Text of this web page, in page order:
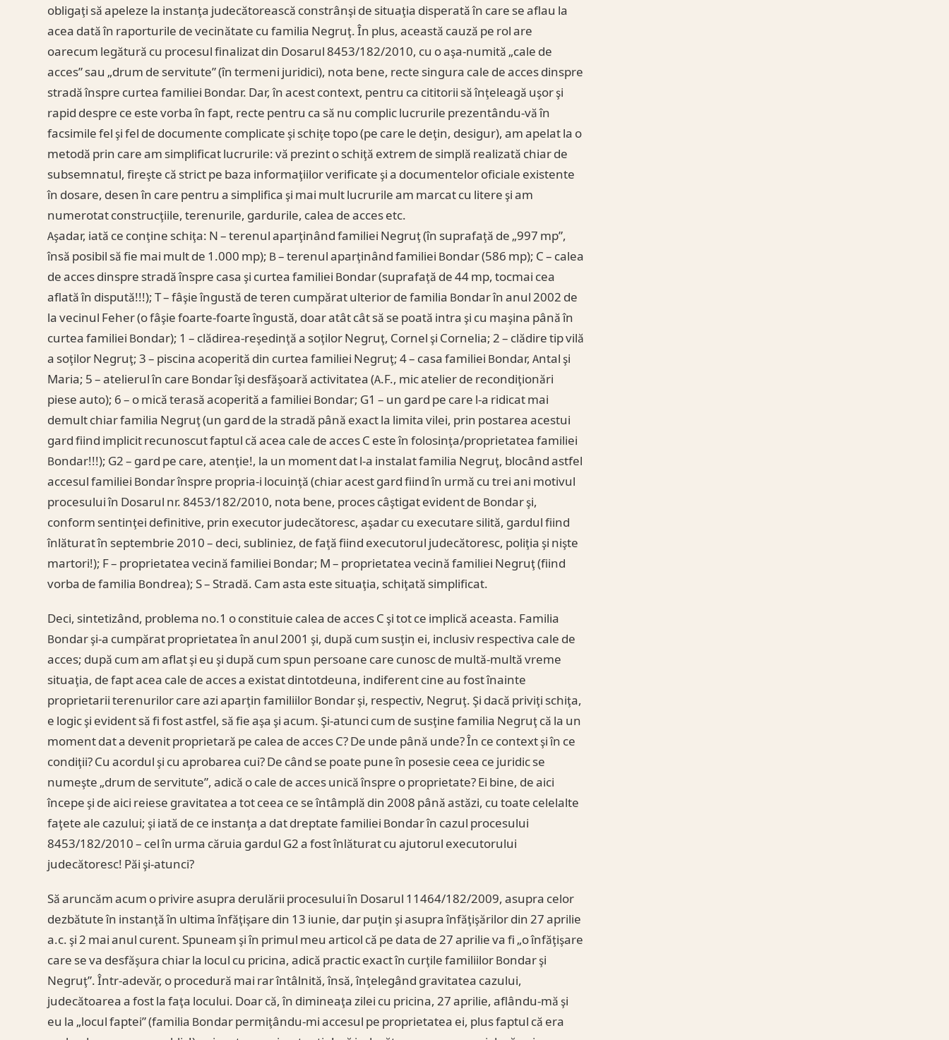
obligaţi să apeleze la instanţa judecătorească constrânşi de situaţia disperată în care se aflau la
acea dată în raporturile de vecinătate cu familia Negruţ. În plus, această cauză pe rol are
oarecum legătură cu procesul finalizat din Dosarul 8453/182/2010, cu o aşa-numită „cale de
acces” sau „drum de servitute” (în termeni juridici), nota bene, recte singura cale de acces dinspre
stradă înspre curtea familiei Bondar. Dar, în acest context, pentru ca cititorii să înţeleagă uşor şi
rapid despre ce este vorba în fapt, recte pentru ca să nu complic lucrurile prezentându-vă în
facsimile fel şi fel de documente complicate şi schiţe topo (pe care le deţin, desigur), am apelat la o
metodă prin care am simplificat lucrurile: vă prezint o schiţă extrem de simplă realizată chiar de
subsemnatul, fireşte că strict pe baza informaţiilor verificate şi a documentelor oficiale existente
în dosare, desen în care pentru a simplifica şi mai mult lucrurile am marcat cu litere şi am
numerotat construcţiile, terenurile, gardurile, calea de acces etc.
Aşadar, iată ce conţine schiţa: N – terenul aparţinând familiei Negruţ (în suprafaţă de „997 mp”,
însă posibil să fie mai mult de 1.000 mp); B – terenul aparţinând familiei Bondar (586 mp); C – calea
de acces dinspre stradă înspre casa şi curtea familiei Bondar (suprafaţă de 44 mp, tocmai cea
aflată în dispută!!!); T – fâşie îngustă de teren cumpărat ulterior de familia Bondar în anul 2002 de
la vecinul Feher (o fâşie foarte-foarte îngustă, doar atât cât să se poată intra şi cu maşina până în
curtea familiei Bondar); 1 – clădirea-reşedinţă a soţilor Negruţ, Cornel şi Cornelia; 2 – clădire tip vilă
a soţilor Negruţ; 3 – piscina acoperită din curtea familiei Negruţ; 4 – casa familiei Bondar, Antal şi
Maria; 5 – atelierul în care Bondar îşi desfăşoară activitatea (A.F., mic atelier de recondiţionări
piese auto); 6 – o mică terasă acoperită a familiei Bondar; G1 – un gard pe care l-a ridicat mai
demult chiar familia Negruţ (un gard de la stradă până exact la limita vilei, prin postarea acestui
gard fiind implicit recunoscut faptul că acea cale de acces C este în folosinţa/proprietatea familiei
Bondar!!!); G2 – gard pe care, atenţie!, la un moment dat l-a instalat familia Negruţ, blocând astfel
accesul familiei Bondar înspre propria-i locuinţă (chiar acest gard fiind în urmă cu trei ani motivul
procesului în Dosarul nr. 8453/182/2010, nota bene, proces câştigat evident de Bondar şi,
conform sentinţei definitive, prin executor judecătoresc, aşadar cu executare silită, gardul fiind
înlăturat în septembrie 2010 – deci, subliniez, de faţă fiind executorul judecătoresc, poliţia şi nişte
martori!); F – proprietatea vecină familiei Bondar; M – proprietatea vecină familiei Negruţ (fiind
vorba de familia Bondrea); S – Stradă. Cam asta este situaţia, schiţată simplificat.
Deci, sintetizând, problema no.1 o constituie calea de acces C şi tot ce implică aceasta. Familia
Bondar şi-a cumpărat proprietatea în anul 2001 şi, după cum susţin ei, inclusiv respectiva cale de
acces; după cum am aflat şi eu şi după cum spun persoane care cunosc de multă-multă vreme
situaţia, de fapt acea cale de acces a existat dintotdeuna, indiferent cine au fost înainte
proprietarii terenurilor care azi aparţin familiilor Bondar şi, respectiv, Negruţ. Şi dacă priviţi schiţa,
e logic şi evident să fi fost astfel, să fie aşa şi acum. Şi-atunci cum de susţine familia Negruţ că la un
moment dat a devenit proprietară pe calea de acces C? De unde până unde? În ce context şi în ce
condiţii? Cu acordul şi cu aprobarea cui? De când se poate pune în posesie ceea ce juridic se
numeşte „drum de servitute”, adică o cale de acces unică înspre o proprietate? Ei bine, de aici
începe şi de aici reiese gravitatea a tot ceea ce se întâmplă din 2008 până astăzi, cu toate celelalte
faţete ale cazului; şi iată de ce instanţa a dat dreptate familiei Bondar în cazul procesului
8453/182/2010 – cel în urma căruia gardul G2 a fost înlăturat cu ajutorul executorului
judecătoresc! Păi şi-atunci?
Să aruncăm acum o privire asupra derulării procesului în Dosarul 11464/182/2009, asupra celor
dezbătute în instanţă în ultima înfăţişare din 13 iunie, dar puţin şi asupra înfăţişărilor din 27 aprilie
a.c. şi 2 mai anul curent. Spuneam şi în primul meu articol că pe data de 27 aprilie va fi „o înfăţişare
care se va desfăşura chiar la locul cu pricina, adică practic exact în curţile familiilor Bondar şi
Negruţ”. Într-adevăr, o procedură mai rar întâlnită, însă, înţelegând gravitatea cazului,
judecătoarea a fost la faţa locului. Doar că, în dimineaţa zilei cu pricina, 27 aprilie, aflându-mă şi
eu la „locul faptei” (familia Bondar permiţându-mi accesul pe proprietatea ei, plus faptul că era